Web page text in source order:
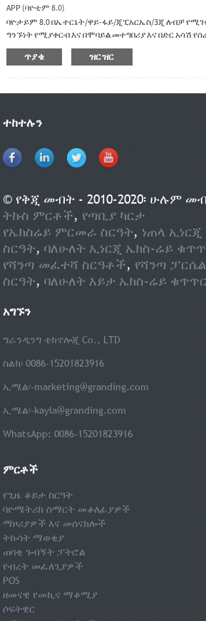
APP (ባዮቲም 8.0)
ባዮታይም 8.0 በኤተርኔት/ዋይ-ፋይ/ጂፒአርኤስ/3ጂ ለብቻ
ግንኙነት የሚያቀርብ እና በሞባይል መተግበሪያ እና በድር አሳሽ
ደመና የሚሰራ ኃይለኛ ዌብ ላይ የተመሰረተ የጊዜ እና የመገኘት
ጥያቄ ዝርዝር
ተከተሉን
© የቅጂ መብት - 2010-2020፡ ሁሉም
ትኩስ ምርቶች, የጣቢያ ካርታ
የኤክስሬይ ምርመራ ስርዓት, ነጠላ
ስርዓት,ባለሁለት ኢነርጂ ኤክስ-ሬይ
የሻንጣ መፈተሻ ስርዓቶች, የሻንጣ
ስርዓት,ባለሁለት እይታ ኤክስ-ሬይ
አግኙን
ግራንዲንግ ቴክኖሎጂ Co., LTD
ስልክ፡ 0086-15201823916
ኢሜል፡-marketing@granding.com
ኢሜል፡-kayla@granding.com
WhatsApp: 0086-15201823916
ምርቶች
የጊዜ ቆይታ ስርዓት
ባዮሜትሪክ ስማርት መቆለፊያዎች
ማዞሪያዎች እና መሰናክሎች
ትኩሳት ማወቂያ
ጠባቂ ጉብኝት ፓትሮል
የብረት መፈለጊያዎች
POS
ዘመናዊ የመኪና ማቆሚያ
ሶፍትዌር